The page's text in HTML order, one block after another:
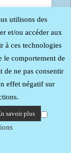
-
utilisons des
et/ou accéder aux
à ces technologies
le comportement de
de ne pas consentir
effet négatif sur
savoir plus